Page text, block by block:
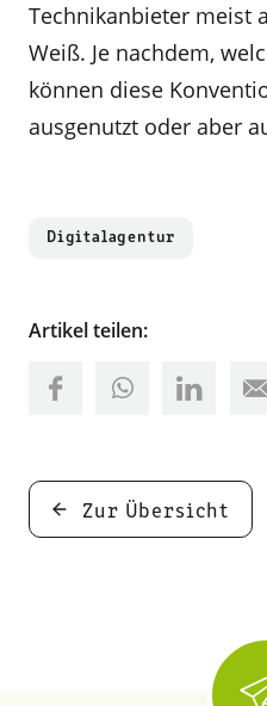
Technikanbieter meist
Weiß. Je nachdem,
können diese
ausgenutzt oder aber
Digitalagentur
Artikel teilen:
Zur Übersicht